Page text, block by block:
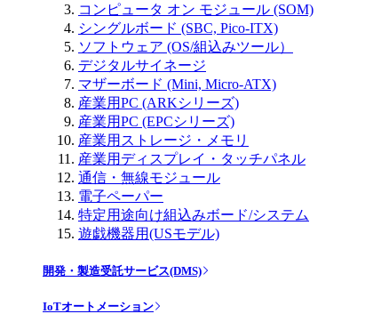
コンピュータ オン モジュール (SOM)
シングルボード (SBC, Pico-ITX)
ソフトウェア (OS/組込みツール）
デジタルサイネージ
マザーボード (Mini, Micro-ATX)
産業用PC (ARKシリーズ)
産業用PC (EPCシリーズ)
産業用ストレージ・メモリ
産業用ディスプレイ・タッチパネル
通信・無線モジュール
電子ペーパー
特定用途向け組込みボード/システム
遊戯機器用(USモデル)
開発・製造受託サービス(DMS)
IoTオートメーション